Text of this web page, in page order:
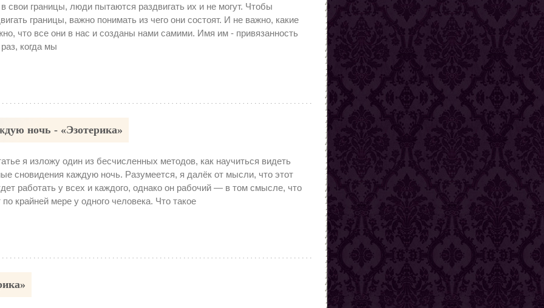
свои границы, люди пытаются раздвигать их и не могут. Чтобы
границы, важно понимать из чего они состоят. И не важно, какие
что все они в нас и созданы нами самими. Имя им - привязанность
когда мы
ночь - «Эзотерика»
я изложу один из бесчисленных методов, как научиться видеть
сновидения каждую ночь. Разумеется, я далёк от мысли, что этот
работать у всех и каждого, однако он рабочий — в том смысле, что
по крайней мере у одного человека. Что такое